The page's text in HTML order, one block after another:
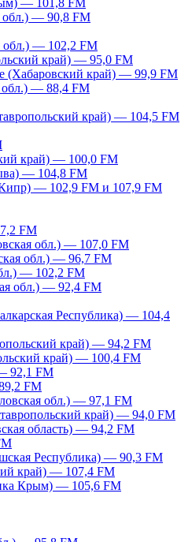
— 101,8 FM
— 90,8 FM
обл.) — 102,2 FM
край) — 95,0 FM
(Хабаровский край) — 99,9 FM
обл.) — 88,4 FM
край) — 104,5 FM
край) — 100,0 FM
— 104,8 FM
— 102,9 FM и 107,9 FM
FM
обл.) — 107,0 FM
обл.) — 96,7 FM
— 102,2 FM
обл.) — 92,4 FM
Республика) — 104,4
край) — 94,2 FM
край) — 100,4 FM
92,1 FM
FM
обл.) — 97,1 FM
край) — 94,0 FM
область) — 94,2 FM
Республика) — 90,3 FM
край) — 107,4 FM
Крым) — 105,6 FM